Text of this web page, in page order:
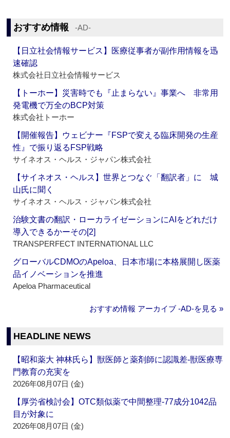
おすすめ情報 ‐AD‐
【日立社会情報サービス】医療従事者が副作用情報を迅
速確認
株式会社日立社会情報サービス
【トーホー】災害時でも『止まらない』事業へ 非常用
発電機で万全のBCP対策
株式会社トーホー
【開催報告】ウェビナー『FSPで変える臨床開発の生産
性』で振り返るFSP戦略
サイネオス・ヘルス・ジャパン株式会社
【サイネオス・ヘルス】世界とつなぐ「翻訳者」に 城
山氏に聞く
サイネオス・ヘルス・ジャパン株式会社
治験文書の翻訳・ローカライゼーションにAIをどれだけ
導入できるかーその[2]
TRANSPERFECT INTERNATIONAL LLC
グローバルCDMOのApeloa、日本市場に本格展開し医薬
品イノベーションを推進
Apeloa Pharmaceutical
おすすめ情報 アーカイブ ‐AD‐を見る »
HEADLINE NEWS
【昭和薬大 神林氏ら】獣医師と薬剤師に認識差‐獣医療専
門教育の充実を
2026年08月07日 (金)
【厚労省検討会】OTC類似薬で中間整理‐77成分1042品
目が対象に
2026年08月07日 (金)